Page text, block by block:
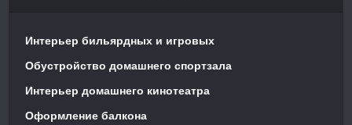
Интерьер бильярдных и игровых
Обустройство домашнего спортзала
Интерьер домашнего кинотеатра
Оформление балкона